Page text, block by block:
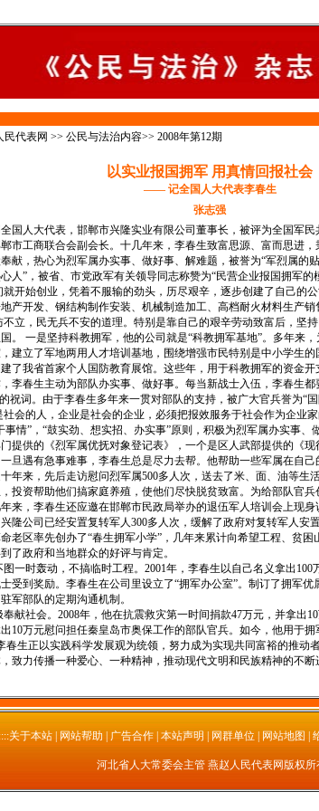
民代表网 >> 公民与法治内容>> 2008年第12期
以实业报国拥军 用真情回报社会
—— 记全国人大代表李春生
张志强
人大代表，邯郸市兴隆实业有限公司董事长，被评为全国军民
市工商联合会副会长。十几年来，李春生致富思源、富而思进
献，热心为烈军属办实事、做好事、解难题，被誉为“军烈属的
人”，被省、市党政军有关领导同志称赞为“民营企业报国拥军的
始创业，凭着不服输的劲头，历尽艰辛，逐步创建了自己的
产开发、钢结构制作安装、机械制造加工、高档耐火材料生产销
，民无兵不安的道理。特别是靠自己的艰辛劳动致富后，坚持
。 一是坚持科教拥军，他的公司就是“科教拥军基地”。多年来
建立了军地两用人才培训基地，围绕增强市民特别是中小学生
了我省首家个人国防教育展馆。这些年，用于科教拥军的资金
李春生主动为部队办实事、做好事。每当新战士入伍，李春生
祝词。由于李春生多年来一贯对部队的支持，被广大官兵誉为“国
的人，企业是社会的企业，必须把报效服务于社会作为企业家
事情”，“鼓实劲、想实招、办实事”原则，积极为烈军属办实事、
提供的《烈军属优抚对象登记表》，一个是区人武部提供的《
旦遇有急事难事，李春生总是尽力去帮。他帮助一些军属在自
年来，先后走访慰问烈军属500多人次，送去了米、面、油等生
投资帮助他们搞家庭养殖，使他们尽快脱贫致富。为给部队官
来，李春生还应邀在邯郸市民政局举办的退伍军人培训会上现
隆公司已经安置复转军人300多人次，缓解了政府对复转军人安
老区率先创办了“春生拥军小学”，几年来累计向希望工程、贫困
了政府和当地群众的好评与肯定。
时轰动，不搞临时工程。2001年，李春生以自己名义拿出100
受到奖励。李春生在公司里设立了“拥军办公室”。制订了拥军
军部队的定期沟通机制。
社会。2008年，他在抗震救灾第一时间捐款47万元，并拿出
10万元慰问担任秦皇岛市奥保工作的部队官兵。如今，他用于
春生正以实践科学发展观为统领，努力成为实现共同富裕的推动
致力传播一种爱心、一种精神，推动现代文明和民族精神的不断
关于本站 | 网站帮助 | 广告合作 | 本站声明 | 网群单位 | 网站地图 |
河北省人大常委会主管 燕赵人民代表网版权所